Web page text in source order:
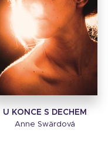
U KONCE S DECHEM
Anne Swärdová